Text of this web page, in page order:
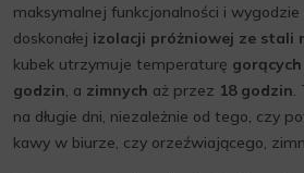
maksymalnej funkcjonalności i
doskonałej izolacji próżniowej ze stali
kubek utrzymuje temperaturę gorących
godzin, a zimnych aż przez 18 godzin.
na długie dni, niezależnie od tego, czy
kawy w biurze, czy orzeźwiającego,